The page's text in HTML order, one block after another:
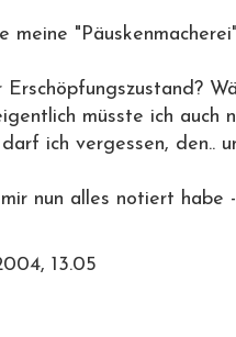
meine "Päuskenmacherei"
müsste ich auch
ich vergessen, den..
nun alles notiert habe
13.05